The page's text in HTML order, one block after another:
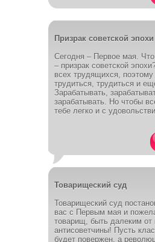
Призрак советской эпохи
Сегодня – Первое мая. Что
– призрак советской
всех трудящихся,
трудиться, трудиться и
Зарабатывать,
зарабатывать. Но чтобы
тебе легко и с
Товарищеский суд
Товарищеский суд
вас с Первым мая и
товарищ, быть далеким
антисоветчины! Пусть
будет повержен, а